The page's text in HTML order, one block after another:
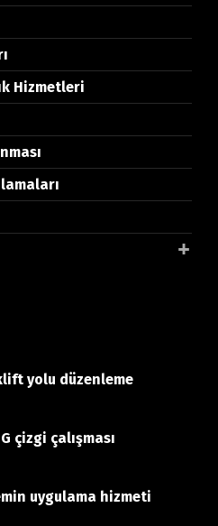
Hizmetleri
yolu düzenleme
çizgi çalışması
uygulama hizmeti